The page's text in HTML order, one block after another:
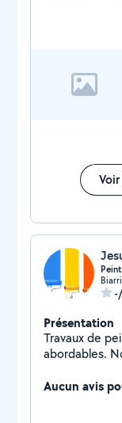
Présentation
Travaux de
abordables. Nous avons installé des cloisons et des
Aucun avis